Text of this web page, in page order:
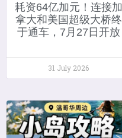
耗资64亿加元！连接加
拿大和美国超级大桥终
于通车，7月27日开放
31 July 2026